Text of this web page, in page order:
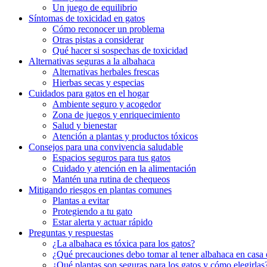
Un juego de equilibrio
Síntomas de toxicidad en gatos
Cómo reconocer un problema
Otras pistas a considerar
Qué hacer si sospechas de toxicidad
Alternativas seguras a la albahaca
Alternativas herbales frescas
Hierbas secas y especias
Cuidados para gatos en el hogar
Ambiente seguro y acogedor
Zona de juegos y enriquecimiento
Salud y bienestar
Atención a plantas y productos tóxicos
Consejos para una convivencia saludable
Espacios seguros para tus gatos
Cuidado y atención en la alimentación
Mantén una rutina de chequeos
Mitigando riesgos en plantas comunes
Plantas a evitar
Protegiendo a tu gato
Estar alerta y actuar rápido
Preguntas y respuestas
¿La albahaca es tóxica para los gatos?
¿Qué precauciones debo tomar al tener albahaca en
¿Qué plantas son seguras para los gatos y cómo